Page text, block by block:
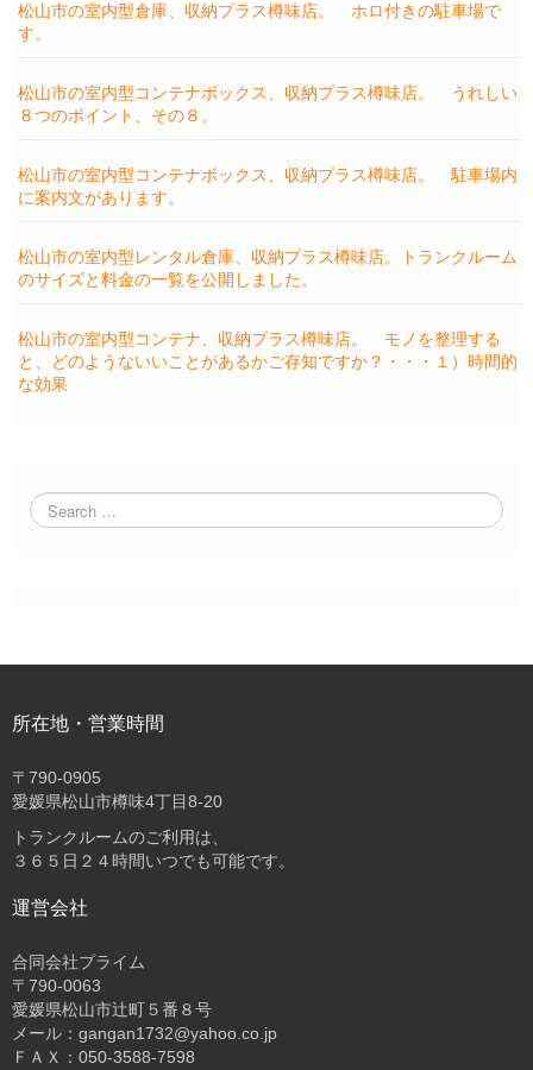
松山市の室内型倉庫、収納プラス樽味店。 ホロ付きの駐車場で
す。
松山市の室内型コンテナボックス、収納プラス樽味店。 うれしい
８つのポイント、その８。
松山市の室内型コンテナボックス、収納プラス樽味店。 駐車場内
に案内文があります。
松山市の室内型レンタル倉庫、収納プラス樽味店。トランクルーム
のサイズと料金の一覧を公開しました。
松山市の室内型コンテナ、収納プラス樽味店。 モノを整理する
と、どのようないいことがあるかご存知ですか？・・・１）時間的
な効果
所在地・営業時間
〒 790-0905
愛媛県松山市樽味4丁目8-20
トランクルームのご利用は、
３６５日２４時間いつでも可能です。
運営会社
合同会社プライム
〒 790-0063
愛媛県松山市辻町５番８号
メール：gangan1732@yahoo.co.jp
ＦＡＸ：050-3588-7598